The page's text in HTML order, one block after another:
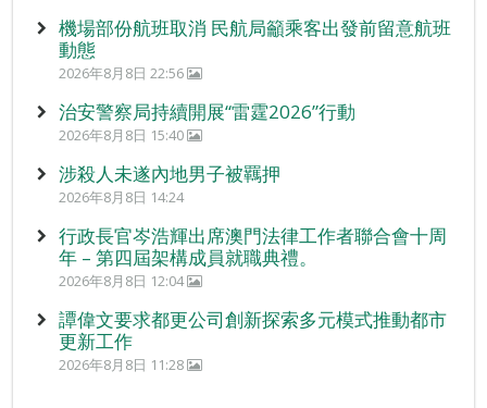
機場部份航班取消 民航局籲乘客出發前留意航班
動態
2026年8月8日 22:56
治安警察局持續開展“雷霆2026”行動
2026年8月8日 15:40
涉殺人未遂內地男子被羈押
2026年8月8日 14:24
行政長官岑浩輝出席澳門法律工作者聯合會十周
年 – 第四屆架構成員就職典禮。
2026年8月8日 12:04
譚偉文要求都更公司創新探索多元模式推動都市
更新工作
2026年8月8日 11:28